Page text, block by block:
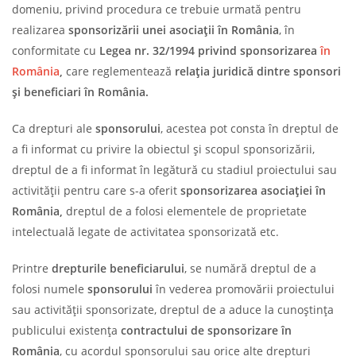
domeniu, privind procedura ce trebuie urmată pentru
realizarea sponsorizării unei asociații în România, în
conformitate cu Legea nr. 32/1994 privind sponsorizareaîn
România care reglementează relația juridică dintre sponsori
și beneficiari în România.
Ca drepturi ale sponsorului, acestea pot consta în dreptul de
a fi informat cu privire la obiectul și scopul sponsorizării,
dreptul de a fi informat în legătură cu stadiul proiectului sau
activității pentru care s-a oferit sponsorizarea asociației în
România, dreptul de a folosi elementele de proprietate
intelectuală legate de activitatea sponsorizată etc.
Printre drepturile beneficiarului, se numără dreptul de a
folosi numele sponsorului în vederea promovării proiectului
sau activității sponsorizate, dreptul de a aduce la cunoștința
publicului existența contractului de sponsorizare în
România, cu acordul sponsorului sau orice alte drepturi